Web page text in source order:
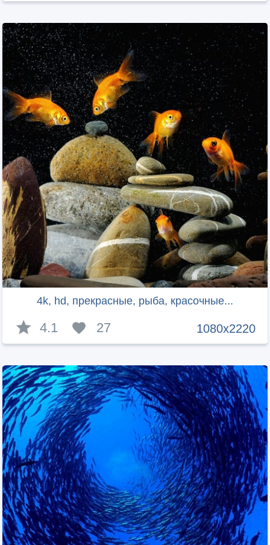
4k, hd, прекрасные, рыба, красочные...
1080x2220
4.1 27